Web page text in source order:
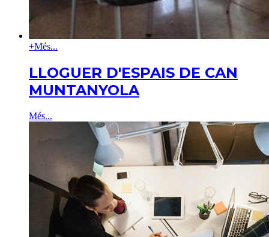
+Més...
LLOGUER D'ESPAIS DE CAN
MUNTANYOLA
Més...